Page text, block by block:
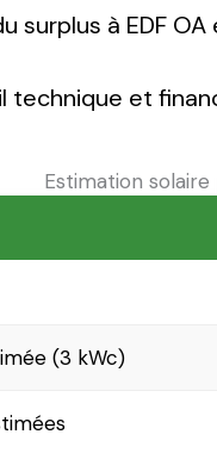
surplus à EDF
technique et
Estimation
(3 kWc)